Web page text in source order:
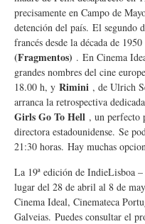
precisamente en Campo de
detención del país. El segundo
francés desde la década de
(Fragmentos) . En Cinema
grandes nombres del cine
18.00 h, y Rimini , de Ulrich
arranca la retrospectiva
Girls Go To Hell , un perfecto
directora estadounidense. Se
21:30 horas. Hay muchas
La 19ª edición de IndieLisboa
lugar del 28 de abril al 8 de
Cinema Ideal, Cinemateca
Galveias. Puedes consultar el